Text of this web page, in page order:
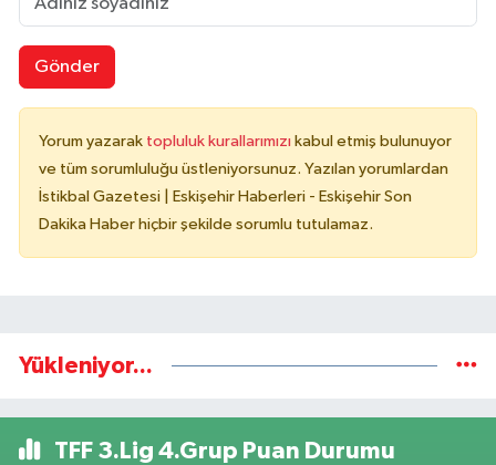
Gönder
Yorum yazarak topluluk kurallarımızı kabul etmiş bulunuyor
ve tüm sorumluluğu üstleniyorsunuz. Yazılan yorumlardan
İstikbal Gazetesi | Eskişehir Haberleri - Eskişehir Son
Dakika Haber hiçbir şekilde sorumlu tutulamaz.
Yükleniyor...
TFF 3.Lig 4.Grup Puan Durumu